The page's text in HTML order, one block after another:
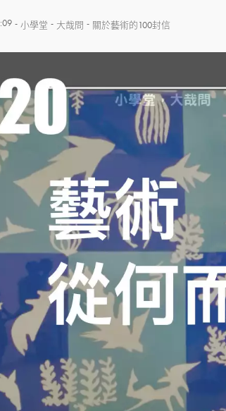
- 小學堂 - 大哉問 - 關於藝術的100封信